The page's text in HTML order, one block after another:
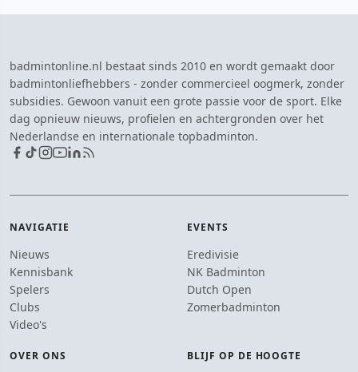
badmintonline.nl bestaat sinds 2010 en wordt gemaakt door
badmintonliefhebbers - zonder commercieel oogmerk, zonder
subsidies. Gewoon vanuit een grote passie voor de sport. Elke
dag opnieuw nieuws, profielen en achtergronden over het
Nederlandse en internationale topbadminton.
NAVIGATIE
Nieuws
Kennisbank
Spelers
Clubs
Video's
EVENTS
Eredivisie
NK Badminton
Dutch Open
Zomerbadminton
OVER ONS BLIJF OP DE HOOGTE